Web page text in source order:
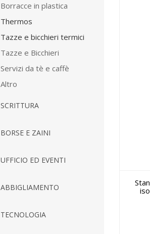
Borracce in plastica
Thermos
Tazze e bicchieri termici
Tazze e Bicchieri
Servizi da tè e caffè
Altro
SCRITTURA
BORSE E ZAINI
UFFICIO ED EVENTI
ABBIGLIAMENTO
TECNOLOGIA